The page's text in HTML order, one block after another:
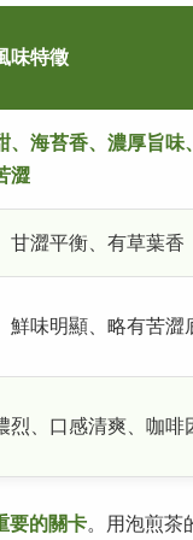
味特徵
、海苔香、濃厚旨味
澀
甘澀平衡、有草葉香
鮮味明顯、略有苦澀
烈、口感清爽、咖啡
要的關卡。用泡煎